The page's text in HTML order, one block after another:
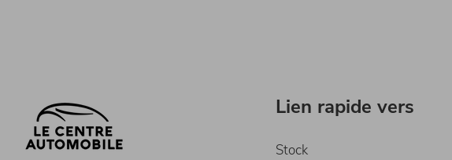
Lien rapide vers
Stock